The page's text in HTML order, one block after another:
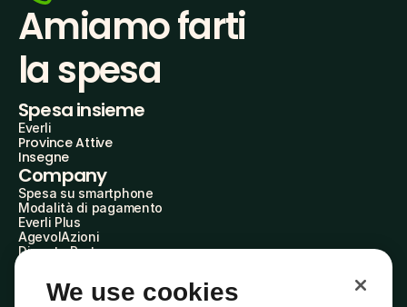
Amiamo farti
la spesa
Spesa insieme
Everli
Province Attive
Insegne
Company
Spesa su smartphone
Modalità di pagamento
Everli Plus
AgevolAzioni
Diventa Partner
Everli Shoppers
About Us
We use cookies